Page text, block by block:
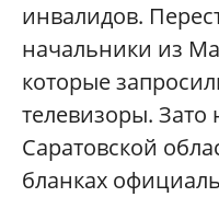
инвалидов.
начальники из
которые
телевизоры. Зато
Саратовской
бланках